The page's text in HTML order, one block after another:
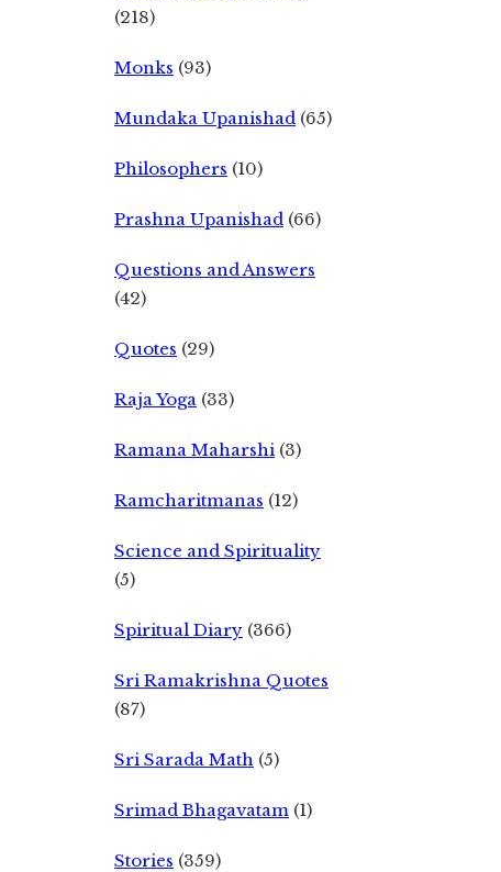
(218)
Monks (93)
Mundaka Upanishad (65)
Philosophers (10)
Prashna Upanishad (66)
Questions and Answers
(42)
Quotes (29)
Raja Yoga (33)
Ramana Maharshi (3)
Ramcharitmanas (12)
Science and Spirituality
(5)
Spiritual Diary (366)
Sri Ramakrishna Quotes
(87)
Sri Sarada Math (5)
Srimad Bhagavatam (1)
Stories (359)